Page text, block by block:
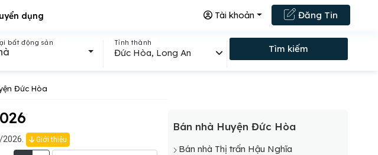
dụng Đăng Tin
Tài khoản
Đức Hòa
Giới thiệu
Bán nhà Huyện Đức Hòa
Bán nhà Thị trấn Hậu Nghĩa
bất động sản Tỉnh thành
Đức Hòa, Long An Tìm kiếm